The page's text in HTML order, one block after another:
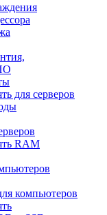
для серверов
RAM
компьютеров